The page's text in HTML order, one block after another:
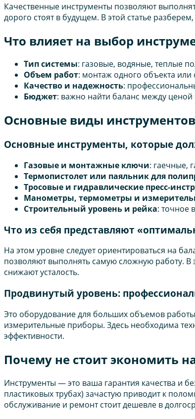
Качественные инструменты позволяют
дорого стоят в будущем. В этой статье
Что влияет на выбор
Тип системы: газовые, водяные, теплые
Объем работ: монтаж одного объекта
Качество и надежность:
Бюджет: важно найти баланс между
Основные виды
Основные инструменты, которые
Газовые и монтажные ключи: гаечные,
Термопистолет или паяльник для
Тросовые и гидравлические пресс-
Манометры, термометры и
Строительный уровень и рейка: точное
Что из себя представляют
На этом уровне следует ориентироваться на
позволяют выполнять самую сложную работу. В
снижают усталость.
Продвинутый уровень:
Это оборудование для больших объемов
измерительные приборы. Здесь необходима
эффективности.
Почему не стоит экономить
Инструменты — это ваша гарантия качества и
пластиковых трубах) зачастую приводит к
обслуживание и ремонт стоит дешевле в